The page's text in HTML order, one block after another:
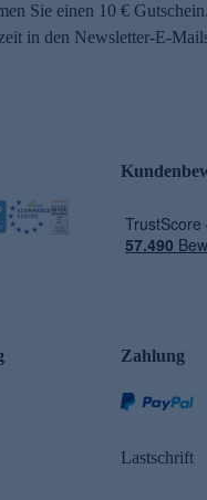
Sie einen 10 €
in den Newsletter-E-
Zahlung
Lastschrift